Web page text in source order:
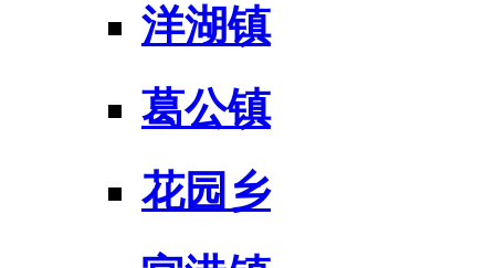
洋湖镇
葛公镇
花园乡